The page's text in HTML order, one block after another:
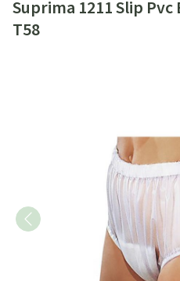
Suprima 1211 Slip
T58